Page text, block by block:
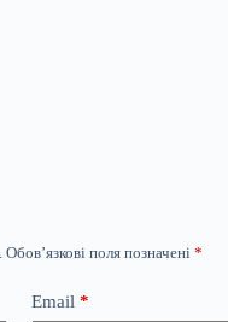
Обов’язкові поля позначені *
Email *